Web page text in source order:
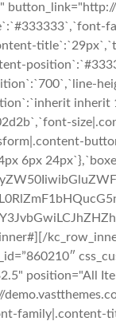
6px
position="All